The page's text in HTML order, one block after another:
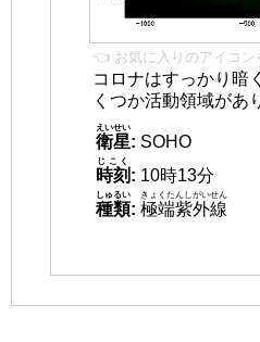
👈 お気に入りのアイコン
コロナはすっかり暗
くつか活動領域があ
衛星
えいせい
: SOHO
時刻
じこく
: 10時13分
種類
しゅるい
: 極端紫外線
きょくたんしがいせん